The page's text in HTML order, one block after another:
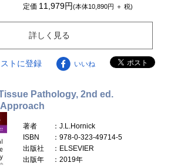
定価 11,979円(本体10,890円 ＋ 税)
詳しく見る
トに登録 いいね
Pathology, 2nd ed.
著者
：J.L.Hornick
ISBN
：978-0-323-49714-5
出版社
：ELSEVIER
出版年
：2019年